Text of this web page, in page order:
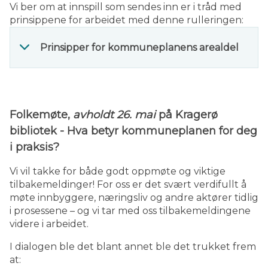
Vi ber om at innspill som sendes inn er i tråd med
prinsippene for arbeidet med denne rulleringen:
Prinsipper for kommuneplanens arealdel
Folkemøte, avholdt 26. maipå Kragerø
bibliotek - Hva betyr kommuneplanen for deg
i praksis?
Vi vil takke for både godt oppmøte og viktige
tilbakemeldinger! For oss er det svært verdifullt å
møte innbyggere, næringsliv og andre aktører tidlig
i prosessene – og vi tar med oss tilbakemeldingene
videre i arbeidet.
I dialogen ble det blant annet ble det trukket frem
at: